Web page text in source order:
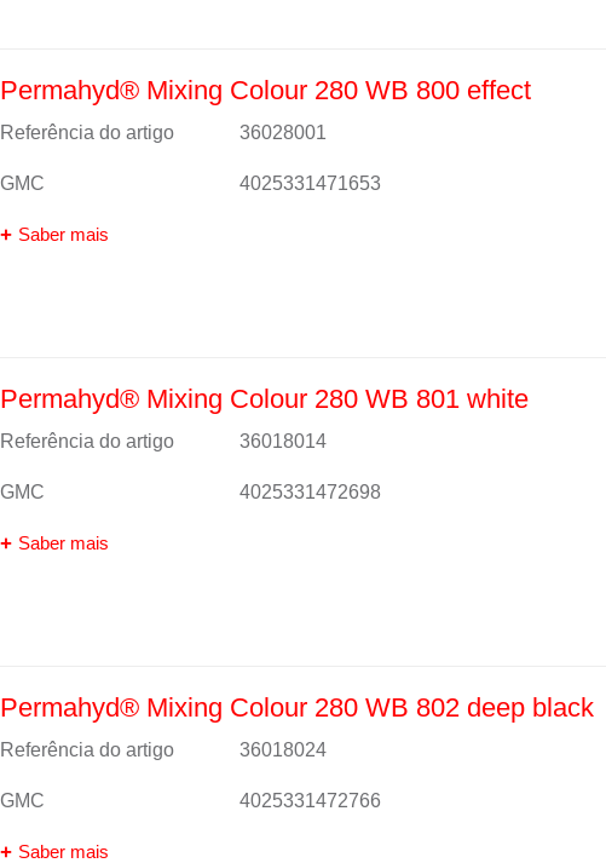
Permahyd® Mixing Colour 280 WB 800 effect
Referência do artigo 36028001
GMC 4025331471653
Saber mais
Permahyd® Mixing Colour 280 WB 801 white
Referência do artigo 36018014
GMC 4025331472698
Saber mais
Permahyd® Mixing Colour 280 WB 802 deep black
Referência do artigo 36018024
GMC 4025331472766
Saber mais